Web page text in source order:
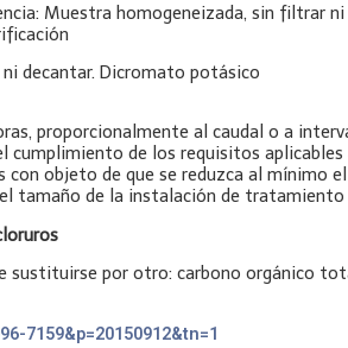
Muestra homogeneizada, sin filtrar
decantar. Dicromato potásico
proporcionalmente al caudal o a
de los requisitos aplicables
objeto de que se reduzca al mínimo
tamaño de la instalación de
sustituirse por otro: carbono orgánico
7159&p=20150912&tn=1